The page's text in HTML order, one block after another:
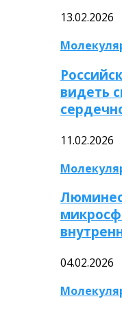
13.02.2026
видеть
11.02.2026
04.02.2026